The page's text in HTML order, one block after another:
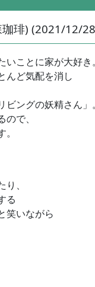
琲) (2021/12/
ことに家が大好き。
んど気配を消し
ングの妖精さん」。
で、
、
る
笑いながら